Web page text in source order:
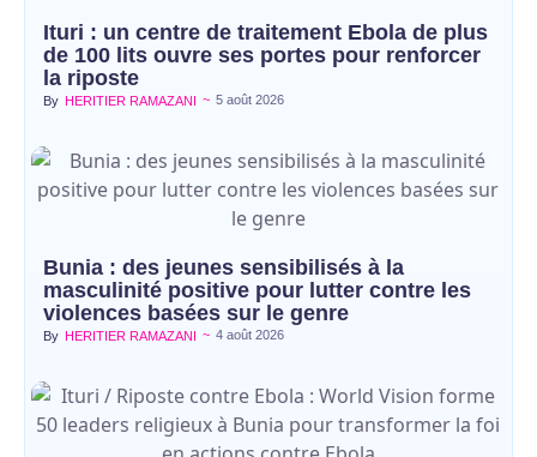
Ituri : un centre de traitement Ebola de plus
de 100 lits ouvre ses portes pour renforcer
la riposte
By HERITIER RAMAZANI ~ 5 août 2026
Bunia : des jeunes sensibilisés à la
masculinité positive pour lutter contre les
violences basées sur le genre
By HERITIER RAMAZANI ~ 4 août 2026